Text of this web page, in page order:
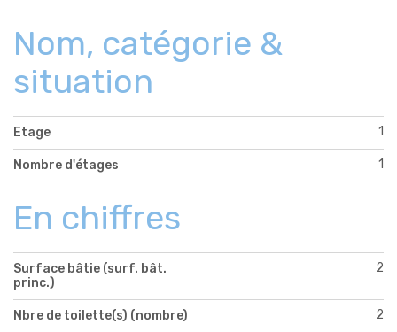
Nom, catégorie &
situation
Etage 1
Nombre d'étages 1
En chiffres
Surface bâtie (surf. bât.
princ.)
2
Nbre de toilette(s) (nombre) 2